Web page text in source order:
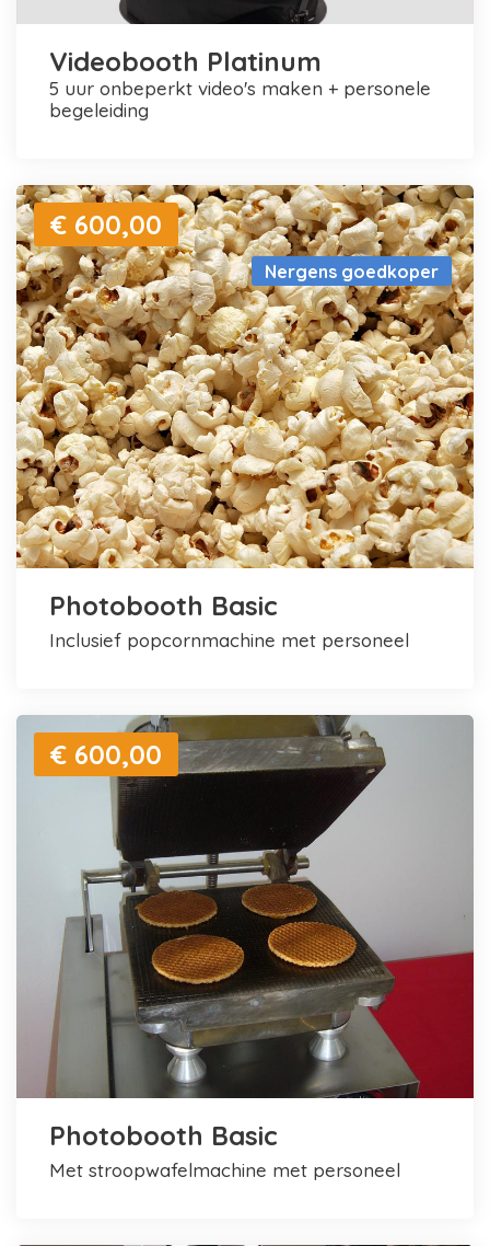
Videobooth Platinum
5 uur onbeperkt video's maken + personele
begeleiding
Nergens goedkoper
€ 600,00
Photobooth Basic
inclusief popcornmachine met personeel
€ 600,00
Photobooth Basic
met stroopwafelmachine met personeel